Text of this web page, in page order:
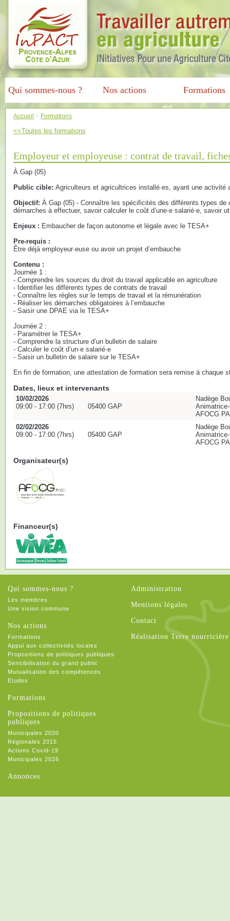
Qui sommes-nous ? Nos actions Formations
Accueil > Formations
<<Toutes les formations
Employeur et employeuse : contrat de travail,
À Gap (05)
Public cible: Agriculteurs et agricultrices installé·es, ayant une activité
Objectif: À Gap (05) - Connaître les spécificités des différents types de
démarches à effectuer, savoir calculer le coût d’une·e salarié·e, savoir
Enjeux : Embaucher de façon autonome et légale avec le TESA+
Pre-requis :
Être déjà employeur·euse ou avoir un projet d’embauche
Contenu :
Journée 1 :
- Comprendre les sources du droit du travail applicable en agriculture
- Identifier les différents types de contrats de travail
- Connaître les règles sur le temps de travail et la rémunération
- Réaliser les démarches obligatoires à l’embauche
- Saisir une DPAE via le TESA+
Journée 2 :
- Paramétrer le TESA+
- Comprendre la structure d’un bulletin de salaire
- Calculer le coût d’un·e salarié·e
- Saisir un bulletin de salaire sur le TESA+
En fin de formation, une attestation de formation sera remise à chaque
Dates, lieux et intervenants
10/02/2026
09:00 - 17:00 (7hrs)
05400 GAP
Nadège
AFOCG
02/02/2026
09:00 - 17:00 (7hrs)
05400 GAP
Nadège
AFOCG
Organisateur(s)
Financeur(s)
Qui sommes-nous ?
Les membres
Une vision commune
Nos actions
Formations
Appui aux collectivités locales
Propositions de politiques publiques
Sensibilisation du grand public
Mutualisation des compétences
Etudes
Formations
Propositions de politiques
publiques
Municipales 2020
Régionales 2015
Actions Covid-19
Municipales 2026
Annonces
Administration
Mentions légales
Contact
Réalisation Terre nourricière